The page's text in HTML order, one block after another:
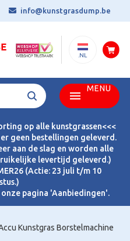
info@kunstgrasdump.be
.NL
MENU
op alle kunstgrassen<<<
geen bestellingen geleverd.
aan de slag en worden alle
levertijd geleverd.)
(Actie: 23 juli t/m 10
pagina 'Aanbiedingen'.
Kunstgras Borstelmachine